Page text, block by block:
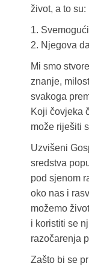
život, a to su:
1.
2. Njegova
Mi smo
znanje,
svakoga
Koji čovjeka
može riješiti
Uzvišeni
sredstva
pod sjenom
oko nas i
možemo
i koristiti se
razočarenja
Zašto bi se